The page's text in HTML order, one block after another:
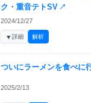
ク・重音テトSV ↗
2024/12/27
▼詳細 解析
ついにラーメンを食べに
2025/2/13